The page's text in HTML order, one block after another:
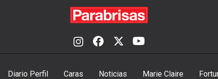
Diario Perfil Caras Noticias Marie Claire